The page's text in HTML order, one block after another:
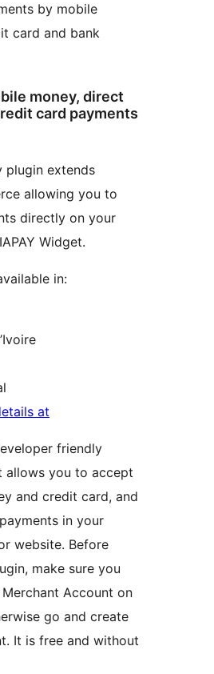
by mobile
card and bank
money, direct
card payments
plugin extends
allowing you to
directly on your
Widget.
in:
at
friendly
allows you to accept
and credit card, and
in your
website. Before
make sure you
Account on
go and create
It is free and without